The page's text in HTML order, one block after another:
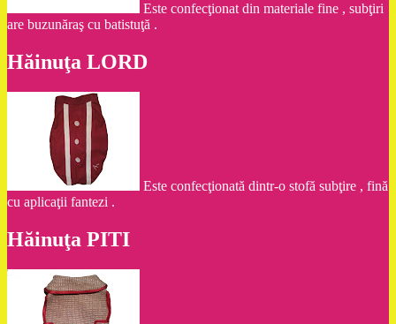
Este confecţionat din materiale fine , subţiri
are buzunăraş cu batistuţă .
Hăinuţa LORD
Este confecţionată dintr-o stofă subţire , fină
cu aplicaţii fantezi .
Hăinuţa PITI